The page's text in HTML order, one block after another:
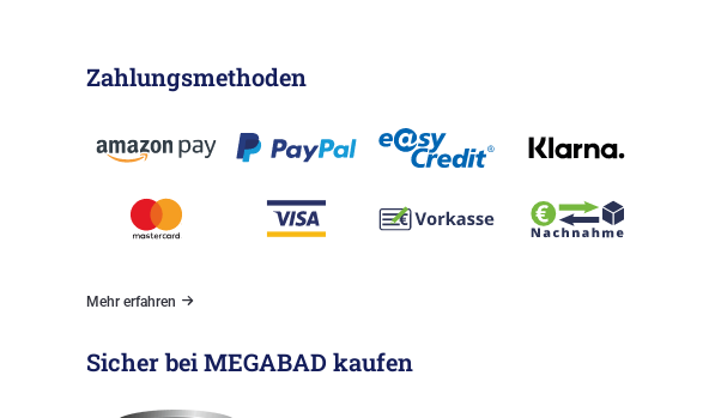
Zahlungsmethoden
Mehr erfahren
Sicher bei MEGABAD kaufen